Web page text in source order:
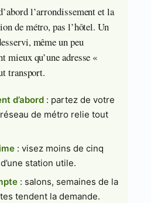
l’arrondissement et la
de métro, pas l’hôtel. Un
même un peu
mieux qu’une adresse «
transport.
d’abord : partez de votre
de métro relie tout
: visez moins de cinq
station utile.
: salons, semaines de la
tendent la demande.